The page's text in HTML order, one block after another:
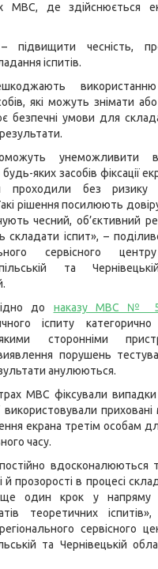
МВС, де здійснюється
чесність,
іспитів.
які можуть знімати
безпечні умови для
унеможливити
яких засобів фіксації
без ризику
рішення посилюють
чесний, об’єктивний
іспит», –
сервісного
та
до наказу МВС №
іспиту категорично
якими сторонніми
порушень
анулюються.
МВС фіксували
приховані
екрана третім особам
часу.
вдосконалюються
прозорості в процесі
один крок у напряму
теоретичних
сервісного
та Чернівецькій